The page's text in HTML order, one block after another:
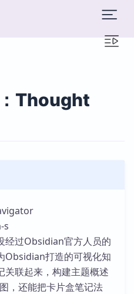
Thought
s
经过Obsidian官方人员的
Obsidian打造的可视化知
关联起来，构建主题概述
，还能把卡片盒笔记法